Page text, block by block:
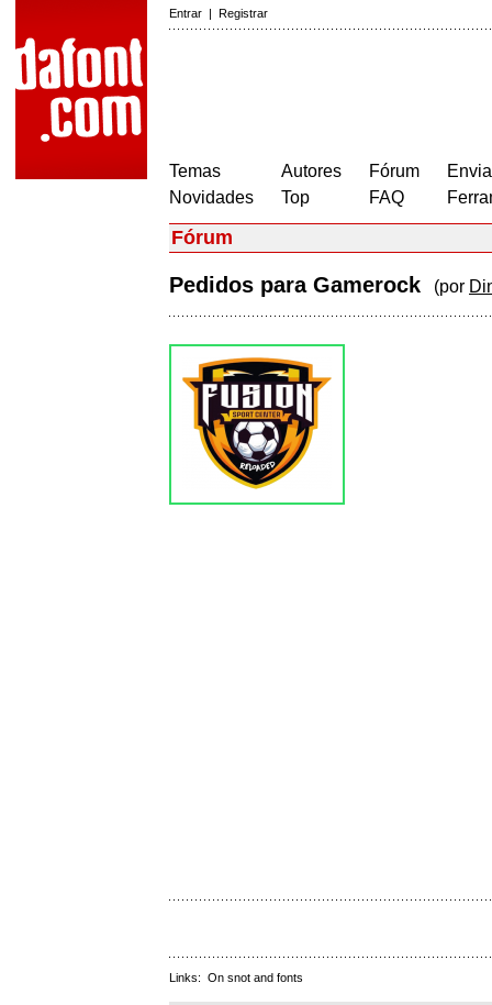
Entrar | Registrar
Temas
Novidades
Autores
Top
Fórum
FAQ
Fórum
Pedidos para Gamerock (por
Links: On snot and fonts